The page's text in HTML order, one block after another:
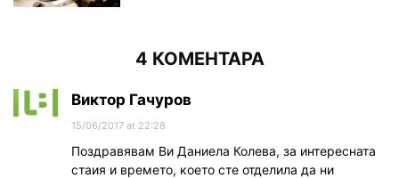
4 КОМЕНТАРА
Виктор Гачуров
15/06/2017 at 22:28
Поздравявам Ви Даниела Колева, за интересната
стаия и времето, което сте отделилa да ни